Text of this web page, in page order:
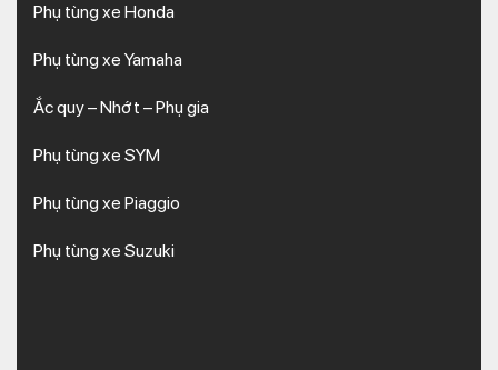
Phụ tùng xe Honda
Phụ tùng xe Yamaha
Ắc quy – Nhớt – Phụ gia
Phụ tùng xe SYM
Phụ tùng xe Piaggio
Phụ tùng xe Suzuki